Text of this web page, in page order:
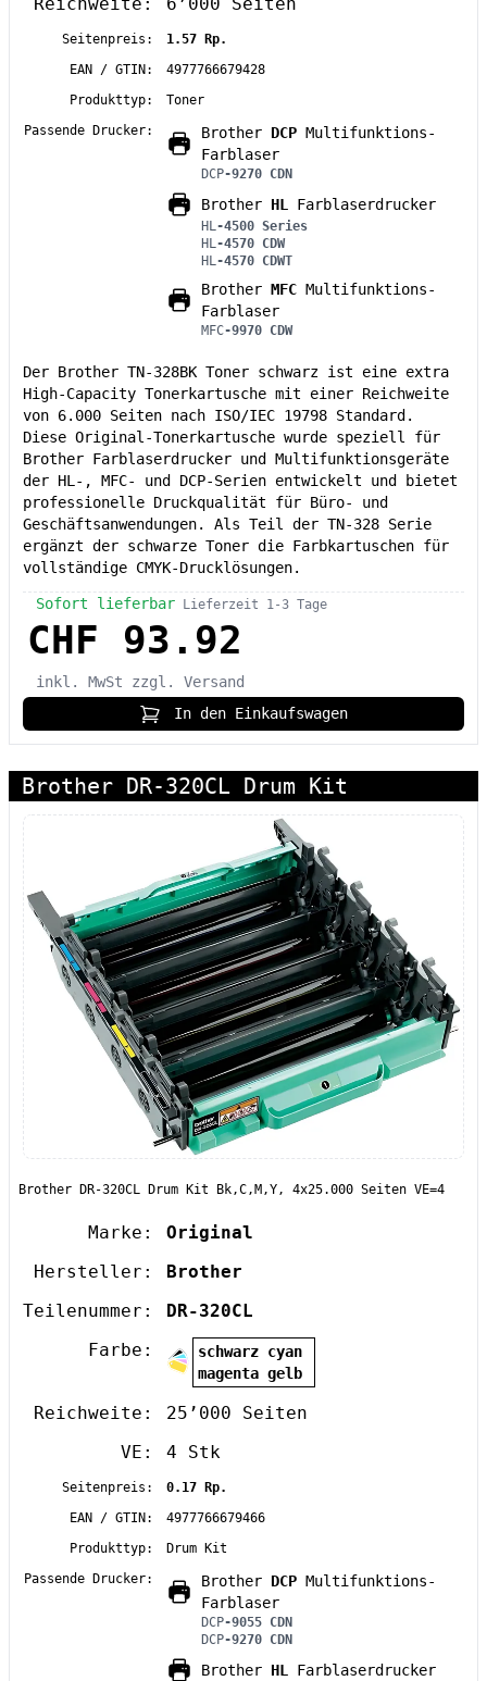
Reichweite: 6’000 Seiten
Seitenpreis:
1.57 Rp.
EAN / GTIN:
4977766679428
Produkttyp:
Toner
Passende Drucker:
Brother DCP Multifunktions-
Farblaser
DCP-9270 CDN
Brother HL Farblaserdrucker
HL-4500 Series
HL-4570 CDW
HL-4570 CDWT
Brother MFC Multifunktions-
Farblaser
MFC-9970 CDW
Der Brother TN-328BK Toner schwarz ist eine extra
High-Capacity Tonerkartusche mit einer Reichweite
von 6.000 Seiten nach ISO/IEC 19798 Standard.
Diese Original-Tonerkartusche wurde speziell für
Brother Farblaserdrucker und Multifunktionsgeräte
der HL-, MFC- und DCP-Serien entwickelt und bietet
professionelle Druckqualität für Büro- und
Geschäftsanwendungen. Als Teil der TN-328 Serie
ergänzt der schwarze Toner die Farbkartuschen für
vollständige CMYK-Drucklösungen.
Sofort lieferbar Lieferzeit 1-3 Tage
CHF 93.92
inkl. MwSt
zzgl. Versand
In den Einkaufswagen
Brother DR-320CL Drum Kit
Brother DR-320CL Drum Kit Bk,C,M,Y, 4x25.000 Seiten VE=4
Marke:
Original
Hersteller:
Brother
Teilenummer:
DR-320CL
Farbe:
schwarz cyan
magenta gelb
Reichweite:
25’000 Seiten
VE:
4 Stk
Seitenpreis:
0.17 Rp.
EAN / GTIN:
4977766679466
Produkttyp:
Drum Kit
Passende Drucker:
Brother DCP Multifunktions-
Farblaser
DCP-9055 CDN
DCP-9270 CDN
Brother HL Farblaserdrucker